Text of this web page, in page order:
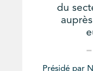
du
Présidé par